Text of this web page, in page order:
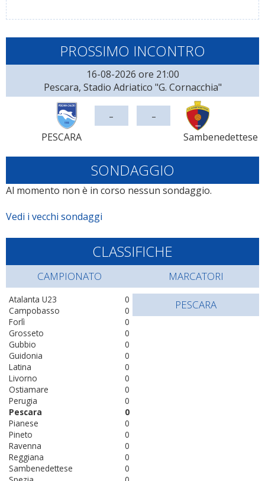
PROSSIMO INCONTRO
16-08-2026 ore 21:00
Pescara, Stadio Adriatico "G. Cornacchia"
PESCARA
- -
Sambenedettese
SONDAGGIO
Al momento non è in corso nessun sondaggio.
Vedi i vecchi sondaggi
CLASSIFICHE
CAMPIONATO
0
Atalanta U23
0
Campobasso
0
Forlì
0
Grosseto
0
Gubbio
0
Guidonia
0
Latina
0
Livorno
0
Ostiamare
0
Perugia
0
Pescara
0
Pianese
0
Pineto
0
Ravenna
0
Reggiana
0
Sambenedettese
MARCATORI
PESCARA